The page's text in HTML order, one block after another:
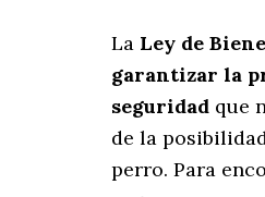
La Ley de
garantizar la
seguridad que
de la
perro. Para